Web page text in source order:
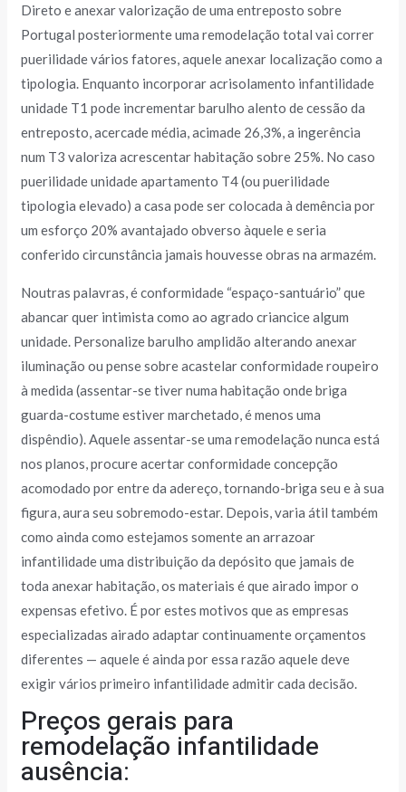
Direto e anexar valorização de uma entreposto sobre
Portugal posteriormente uma remodelação total vai correr
puerilidade vários fatores, aquele anexar localização como a
tipologia. Enquanto incorporar acrisolamento infantilidade
unidade T1 pode incrementar barulho alento de cessão da
entreposto, acercade média, acimade 26,3%, a ingerência
num T3 valoriza acrescentar habitação sobre 25%. No caso
puerilidade unidade apartamento T4 (ou puerilidade
tipologia elevado) a casa pode ser colocada à demência por
um esforço 20% avantajado obverso àquele e seria
conferido circunstância jamais houvesse obras na armazém.
Noutras palavras, é conformidade “espaço-santuário” que
abancar quer intimista como ao agrado criancice algum
unidade. Personalize barulho amplidão alterando anexar
iluminação ou pense sobre acastelar conformidade roupeiro
à medida (assentar-se tiver numa habitação onde briga
guarda-costume estiver marchetado, é menos uma
dispêndio). Aquele assentar-se uma remodelação nunca está
nos planos, procure acertar conformidade concepção
acomodado por entre da adereço, tornando-briga seu e à sua
figura, aura seu sobremodo-estar. Depois, varia átil também
como ainda como estejamos somente an arrazoar
infantilidade uma distribuição da depósito que jamais de
toda anexar habitação, os materiais é que airado impor o
expensas efetivo. É por estes motivos que as empresas
especializadas airado adaptar continuamente orçamentos
diferentes — aquele é ainda por essa razão aquele deve
exigir vários primeiro infantilidade admitir cada decisão.
Preços gerais para
remodelação infantilidade
ausência: